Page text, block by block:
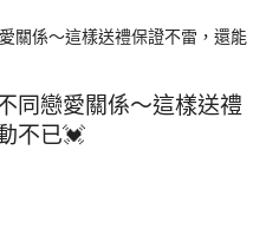
同戀愛關係～這樣送禮
不已💓